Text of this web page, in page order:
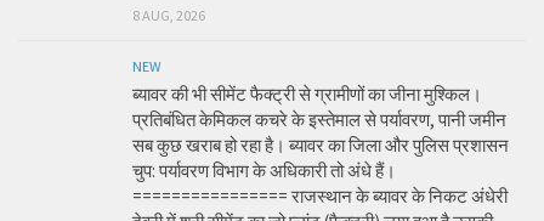
8 AUG, 2026
NEW
ब्यावर की भी सीमेंट फैक्ट्री से ग्रामीणों का जीना मुश्किल।
प्रतिबंधित केमिकल कचरे के इस्तेमाल से पर्यावरण, पानी जमीन
सब कुछ खराब हो रहा है। ब्यावर का जिला और पुलिस प्रशासन
चुप: पर्यावरण विभाग के अधिकारी तो अंधे हैं।
================ राजस्थान के ब्यावर के निकट अंधेरी